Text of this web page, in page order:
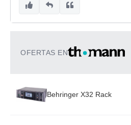
OFERTAS EN
Behringer X32 Rack